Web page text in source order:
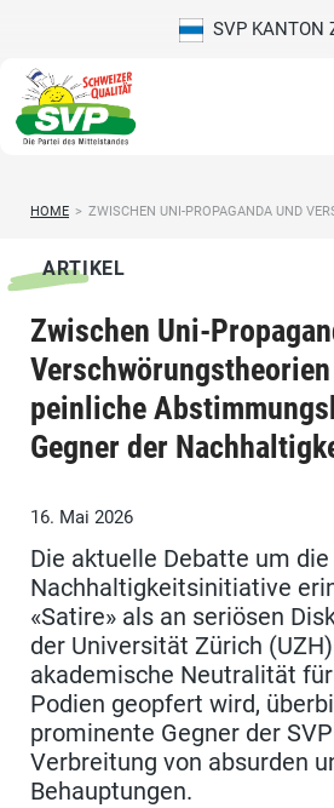
SVP KANTON
HOME > ZWISCHEN UNI-PROPAGANDA UND
ARTIKEL
Zwischen Uni-
peinliche
Gegner der
16. Mai 2026
Die aktuelle Debatte um die
Nachhaltigkeitsinitiative
«Satire» als an seriösen
der Universität Zürich
akademische Neutralität
Podien geopfert wird,
prominente Gegner der
Verbreitung von absurden
Behauptungen.